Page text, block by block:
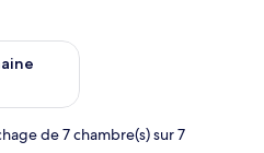
fin de semaine prochaine août
de 7 chambre(s) sur 7